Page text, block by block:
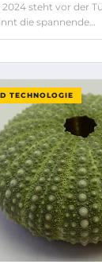
steht vor der
die spannende…
TECHNOLOGIE